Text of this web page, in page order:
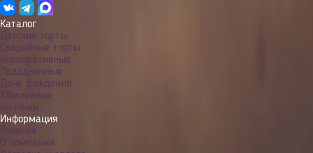
Каталог
Детские торты
Свадебные торты
Корпоративные
Праздничные
День рождения
Юбилейные
Начинки
Информация
Главная
О компании